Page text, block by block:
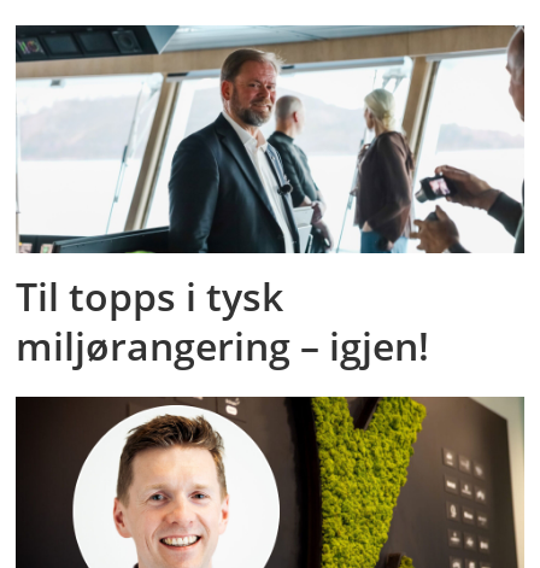
Til topps i tysk
miljørangering – igjen!